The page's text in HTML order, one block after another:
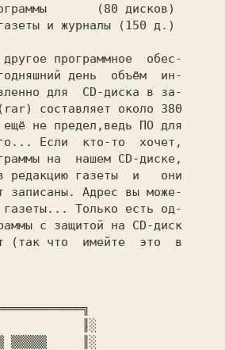
и журналы
(150 д.)
день  объём  ин-
для  CD-диска в за-
составляет около 380
не предел,ведь ПО для
Если  кто-то  хочет,
на  нашем CD-диске,
редакцию газеты  и   они
записаны. Адрес вы може-
газеты... Только есть од-
с защитой на CD-диск
(так что  имейте  это  в
▒▒▒▒▒
  ║░